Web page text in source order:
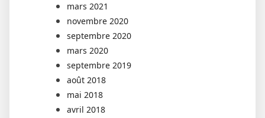
mars 2021
novembre 2020
septembre 2020
mars 2020
septembre 2019
août 2018
mai 2018
avril 2018